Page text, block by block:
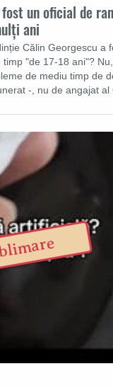
fost un oficial de
ani
Călin Georgescu a
"de 17-18 ani"?
de mediu timp de
-, nu de angajat